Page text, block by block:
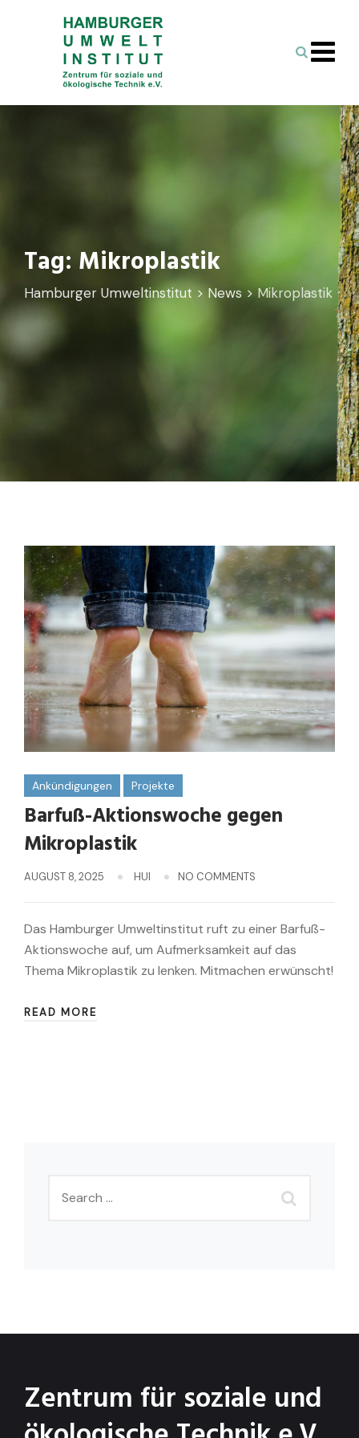
Tag: Mikroplastik
Hamburger Umweltinstitut > News >Mikroplastik
Ankündigungen Projekte
Barfuß-Aktionswoche gegen
Mikroplastik
AUGUST 8, 2025 HUI NO COMMENTS
Das Hamburger Umweltinstitut ruft zu einer Barfuß-
Aktionswoche auf, um Aufmerksamkeit auf das
Thema Mikroplastik zu lenken. Mitmachen erwünscht!
READ MORE
Zentrum für soziale und